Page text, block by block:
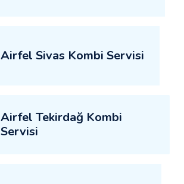
Airfel Sivas Kombi Servisi
Airfel Tekirdağ Kombi
Servisi